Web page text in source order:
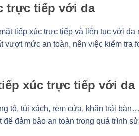
trực tiếp với da
tiếp xúc trực tiếp và liên tục với
mức an toàn, nên việc kiểm tra
xúc trực tiếp với da
tô, túi xách, rèm cửa, khăn trải
đảm bảo an toàn trong quá trình